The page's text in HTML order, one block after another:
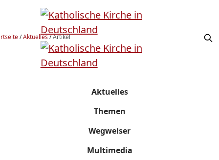
/Aktuelles/Artikel
Aktuelles
Themen
Wegweiser
Multimedia